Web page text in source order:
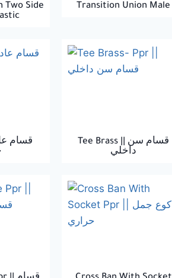
Two Side
Transition Union Male
Tee Brass || قسام سن
داخلي